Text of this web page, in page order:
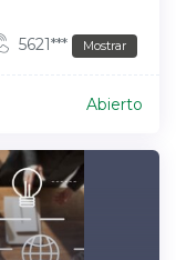
5621*** Mostrar
Abierto